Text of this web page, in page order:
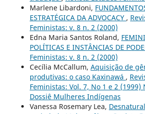
Marlene Libardoni,
ESTRATÉGICA DA ADVOCACY ,
Feministas: v. 8 n. 2 (2000)
Edna Maria Santos Roland,
POLÍTICAS E INSTÂNCIAS DE
Feministas: v. 8 n. 2 (2000)
Cecília McCallum, Aquisição de
produtivas: o caso Kaxinawá ,
Feministas: Vol. 7, No 1 e 2
Dossiê Mulheres Indígenas
Vanessa Rosemary Lea,